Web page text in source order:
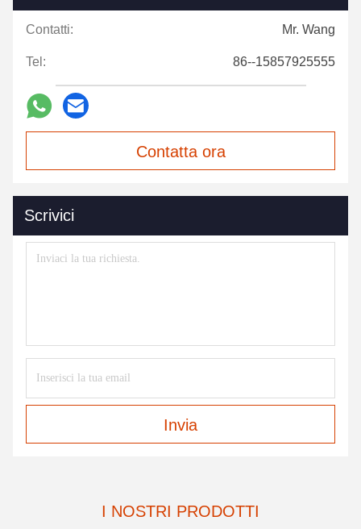
Contatti: Mr. Wang
Tel: 86--15857925555
Contatta ora
Scrivici
Invia
I NOSTRI PRODOTTI